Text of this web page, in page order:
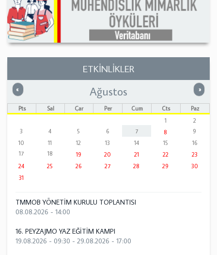
ETKİNLİKLER
« Önceki »
Ağustos
Pts Sal Çar Per Cum Cts
Paz
1
2
3
4 5 6 7 8
9
10
11 12 13 14 15
16
17
18 19 20 21 22
23
24
25 26 27 28 29
30
31
TMMOB YÖNETİM KURULU TOPLANTISI
08.08.2026 - 14:00
16. PEYZAJMO YAZ EĞİTİM KAMPI
19.08.2026 - 09:30 - 29.08.2026 - 17:00